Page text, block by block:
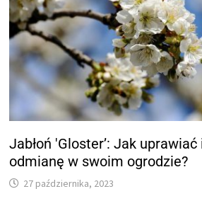
Jabłoń 'Gloster’: Jak
odmianę w swoim ogrodzie?
27 października, 2023